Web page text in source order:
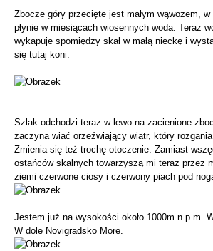
Zbocze góry przecięte jest małym wąwozem,
płynie w miesiącach wiosennych woda. Teraz
wykapuje spomiędzy skał w małą nieckę i
się tutaj koni.
Szlak odchodzi teraz w lewo na zacienione
zaczyna wiać orzeźwiający wiatr, który
Zmienia się też trochę otoczenie. Zamiast
ostańców skalnych towarzyszą mi teraz przez
ziemi czerwone ciosy i czerwony piach pod
Jestem już na wysokości około 1000m.n.p.m.
W dole Novigradsko More.